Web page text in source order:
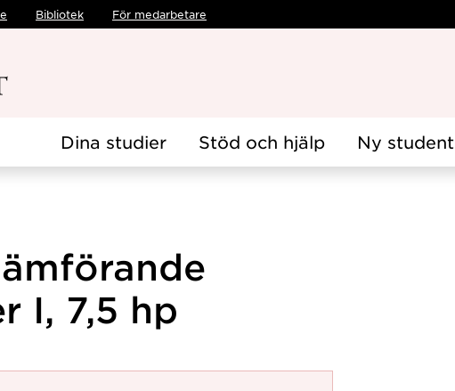
Bibliotek För medarbetare
Dina studier Stöd och hjälp Ny student
I, 7,5 hp